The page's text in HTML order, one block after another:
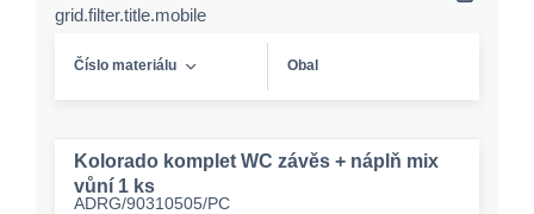
grid.filter.title.mobile
Číslo materiálu Obal
Kolorado komplet WC závěs + náplň mix
vůní 1 ks
ADRG/90310505/PC